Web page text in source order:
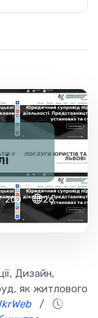
200 26
Дизайн,
як житлового
/